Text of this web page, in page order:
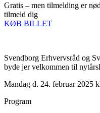
Gratis – men tilmelding er
tilmeld dig
KØB BILLET
Svendborg Erhvervsråd og
byde jer velkommen til
Mandag d. 24. februar 2025
Program